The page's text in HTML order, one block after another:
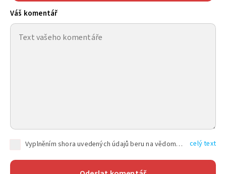
Váš komentář
Vyplněním shora uvedených údajů beru na vědomí, že společnost TEXT FACTORY s.r.o., sídlem Brno, Durďákova 336/29, Černá Pole, PSČ: 613 00, IČ: 06157831, zapsané u Krajského soudu v Brně, oddíl C, vložka 100399, bude zpracovávat mé osobní údaje uvedené v rámci mnou vyplněného registračního formuláře na základě oprávněných zájmů TEXT FACTORY s.r.o. dle čl. 6 odst. 1 písm. f) GDPR a pro splnění právních povinností (čl. 6 odst. 1 písm. c) GDPR), a to pro tyto účely: nezbytnost zajistit oprávnění návštěvníka webových stránek provozovaných společností TEXT FACTORY s.r.o. přispívat aktivně ke zveřejněným článkům nebo v rámci diskusních fór a výkon práv TEXT FACTORY s.r.o. jako administrátora těchto diskusních fór. Více informací o zpracování osobních údajů a právech lze nalézt v celý text